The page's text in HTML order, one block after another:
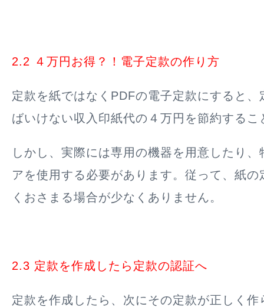
2.2 ４万円お得？！電子定款の作り方
定款を紙ではなくPDFの電子定款にすると、
ばいけない収入印紙代の４万円を節約するこ
しかし、実際には専用の機器を用意したり
アを使用する必要があります。従って、紙
くおさまる場合が少なくありません。
2.3 定款を作成したら定款の認証へ
定款を作成したら、次にその定款が正しく作